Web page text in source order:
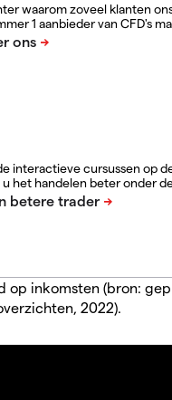
waarom zoveel klanten
1 aanbieder van CFD's
interactieve cursussen op
het handelen beter onder
op inkomsten (bron:
2022).